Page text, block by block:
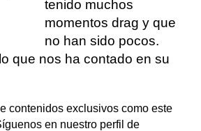
tenido muchos
momentos drag y que
no han sido pocos.
que nos ha contado en su
contenidos exclusivos como este
en nuestro perfil de